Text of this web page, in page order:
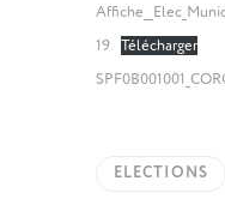
19 Télécharger
ELECTIONS